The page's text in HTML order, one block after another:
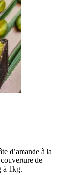
d’amande à la
de
à 1kg.